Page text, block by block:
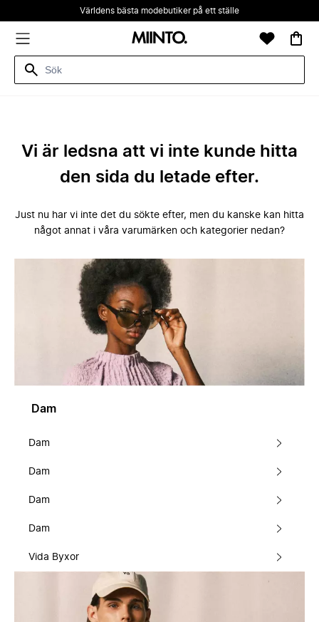
Världens bästa modebutiker på ett ställe
Vi är ledsna att vi inte kunde hitta
den sida du letade efter.
Just nu har vi inte det du sökte efter, men du kanske kan hitta
något annat i våra varumärken och kategorier nedan?
Dam
Dam
Dam
Dam
Dam
Vida Byxor